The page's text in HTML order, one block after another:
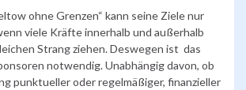
ohne Grenzen“ kann seine Ziele nur
viele Kräfte innerhalb und außerhalb
Strang ziehen. Deswegen ist das
notwendig. Unabhängig davon, ob
punktueller oder regelmäßiger, finanzieller